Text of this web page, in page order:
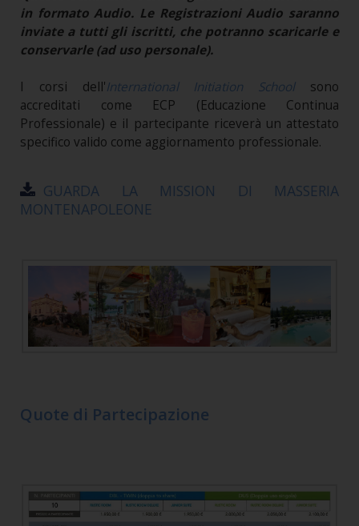
in formato Audio. Le Registrazioni Audio saranno
inviate a tutti gli iscritti, che potranno scaricarle e
conservarle (ad uso personale).
I corsi dell'International Initiation Schoolsono
accreditati come ECP (Educazione Continua
Professionale) e il partecipante riceverà un attestato
specifico valido come aggiornamento professionale.
GUARDA LA MISSION DI MASSERIA
MONTENAPOLEONE
Quote di Partecipazione